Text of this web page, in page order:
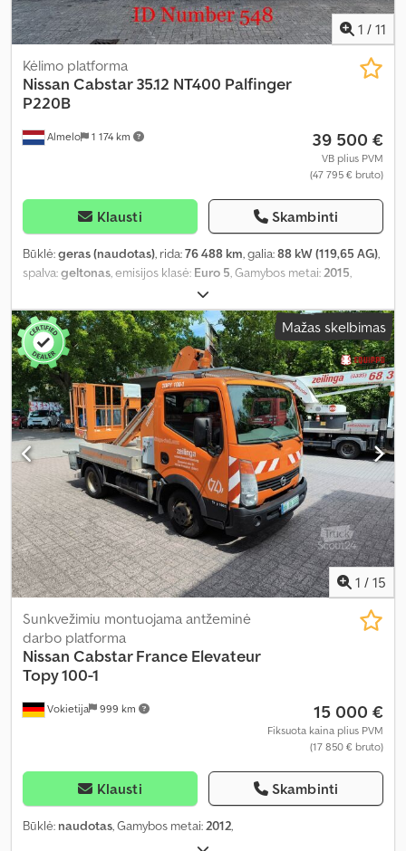
1 / 11
Almelo 1 174 km
Kėlimo platforma
Nissan Cabstar 35.12 NT400 Palfinger
P220B
39 500 €
VB plius PVM
(47 795 € bruto)
Klausti Skambinti
Būklė:geras (naudotas), rida:76 488 km, galia:88 kW (119,65 AG),
spalva:geltonas, emisijos klasė: Euro 5, Gamybos metai:2015,
centrinis užraktas, elektrinis langų reguliavimas, oro
pagalvė, vairo stiprintuvas,
Mažas skelbimas
1 / 15
Vokietija 999 km
Sunkvežimiu montuojama antžeminė
darbo platforma
Nissan Cabstar France Elevateur
Topy 100-1
15 000 €
Fiksuota kaina plius PVM
(17 850 € bruto)
Klausti Skambinti
Būklė: naudotas, Gamybos metai:2012,